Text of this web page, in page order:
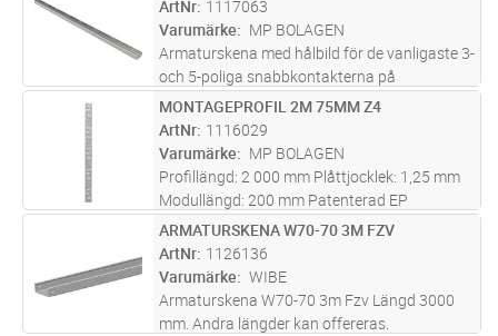
begäran.
ArtNr 1117063
Varumärke
MP BOLAGEN
Armaturskena med hålbild för de vanligaste 3-
och 5-poliga snabbkontakterna på
marknaden. Skenan är tillverkad i en
zinkmagnesium legering (25 µm) och är
användbar i miljöklass max C4. Fördelen med
d...läs mer
ST Lägg i kundvagn
MONTAGEPROFIL 2M 75MM Z4
ArtNr 1116029
Varumärke
MP BOLAGEN
Profillängd: 2 000 mm Plåttjocklek: 1,25 mm
Modullängd: 200 mm Patenterad EP
0813012. Kan på begäran fås lackerad.
ST Lägg i kundvagn
ARMATURSKENA W70-70 3M FZV
ArtNr 1126136
Varumärke
WIBE
Armaturskena W70-70 3m Fzv Längd 3000
mm. Andra längder kan offereras.